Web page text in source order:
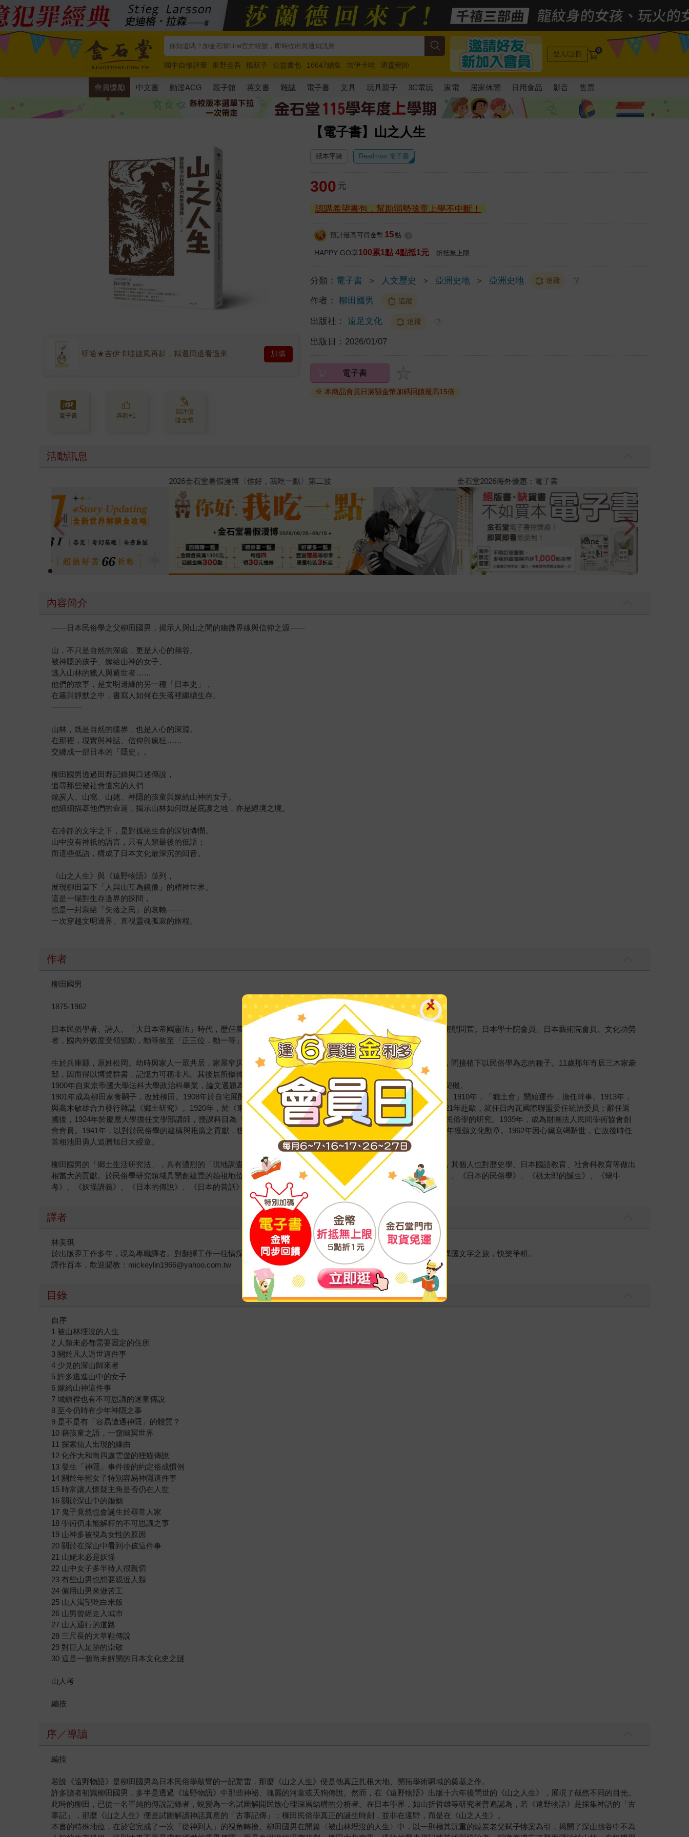
國中自修評量 東野圭吾 楊双子 公益書包 16647續集 吉伊卡哇
通靈藥師
唯紅花綻放
奧德賽 路邊攤新作 馬斯克 玩具總動員5 超慢跑
登入/註冊 0
會員獎勵 中文書 動漫ACG 親子館 英文書 雜誌 電子書 文具 玩具親子 3C電玩 家電 居家休閒 日用食品 影音 售票
【電子書】山之人生
呀哈★吉伊卡哇旋風再起，精選周邊看過來 加購
電子書 喜歡+1
寫評價
賺金幣
紙本平裝 Readmoo 電子書
300 元
認購希望書包，幫助弱勢孩童上學不中斷！
預計最高可得金幣 15 點
HAPPY GO享100累1點 4點抵1元 折抵無上限
分類： 電子書 ＞ 人文歷史 ＞ 亞洲史地 ＞ 亞洲史地 追蹤 ?
作者： 柳田國男 追蹤
出版社： 遠足文化 追蹤 ?
出版日： 2026/01/07
電子書
※ 本商品會員日滿額金幣加碼回饋最高15倍
活動訊息
2026金石堂暑假漫博〈你好，我吃一點〉第二波
內容簡介
——日本民俗學之父柳田國男，揭示人與山之間的幽微界線與信仰之源——
山，不只是自然的深處，更是人心的幽谷。
被神隱的孩子、嫁給山神的女子、
逃入山林的獵人與遁世者……
他們的故事，是文明邊緣的另一種「日本史」，
在霧與靜默之中，書寫人如何在失落裡繼續生存。
------------
山林，既是自然的疆界，也是人心的深淵。
在那裡，現實與神話、信仰與瘋狂……
交纏成一部日本的「隱史」。
柳田國男透過田野記錄與口述傳說，
追尋那些被社會遺忘的人們——
燒炭人、山窩、山姥、神隱的孩童與嫁給山神的女子。
他細細描摹他們的命運，揭示山林如何既是庇護之地，亦是絕境之境。
在冷靜的文字之下，是對孤絕生命的深切憐憫。
山中沒有神祇的語言，只有人類最後的低語；
而這些低語，構成了日本文化最深沉的回音。
《山之人生》與《遠野物語》並列，
展現柳田筆下「人與山互為鏡像」的精神世界。
這是一場對生存邊界的探問，
也是一封寫給「失落之民」的哀輓——
一次穿越文明邊界、直視靈魂孤寂的旅程。
作者
柳田國男
1875-1962
日本民俗學者、詩人。「大日本帝國憲法」時代，歷任農務官僚、法制局參事官、宮內書記官、貴族院書記官長、樞密顧問官。日本學士院會員、日本藝術院會員、文化功勞
者，國內外數度受領頒勳，勳等敘至「正三位．勳一等」。
生於兵庫縣，原姓松岡。幼時與家人一眾共居，家屋窄仄對生活相當壓迫，使其對於「家屋的構造」產生探究的興趣，間接植下以民俗學為志的種子。11歲那年寄居三木家豪
邸，因而得以博覽群書，記憶力可稱非凡。其後居所輾轉各地，成長過程手不離卷。
1900年自東京帝國大學法科大學政治科畢業，論文選題為三倉（社倉、義倉、常平倉）研究，乃其探知「民眾史」的契機。
1901年成為柳田家養嗣子，改姓柳田。1908年於自宅展開「鄉土研究會」，隔年的東北旅行，為其首度探訪「遠野」。1910年，「鄉土會」開始運作，擔任幹事。1913年，
與高木敏雄合力發行雜誌《鄉土研究》。1920年，於《東京朝日新聞社》客座專欄，並展開全國各地的調査旅行。1921年赴歐，就任日內瓦國際聯盟委任統治委員；辭任返
國後，1924年於慶應大學擔任文學部講師，授課科目為「民間傳承」。1934年，與民俗學者宮本常一會面，倡議推進民俗學的研究。1939年，成為財團法人民間學術協會創
會會員。1941年，以對於民俗學的建構與推廣之貢獻，獲頒朝日文化獎。1947年於自宅成立「民俗學研究所」。1951年獲頒文化勳章。1962年因心臟衰竭辭世，亡故後時任
首相池田勇人追贈旭日大綬章。
柳田國男的「鄉土生活研究法」，具有濃烈的「現地調查主義」色彩，對於許多同代與後續的研究者產生極大的影響，其個人也對歷史學、日本國語教育、社會科教育等做出
相當大的貢獻。於民俗學研究領域具開創建置的始祖地位，更被尊為民俗學之父。著述豐廣，主要著作有《遠野物語》、《日本的民俗學》、《桃太郎的誕生》、《蝸牛
考》、《妖怪講義》、《日本的傳說》、《日本的昔話》、《日本的祭典》等。
譯者
林美琪
於出版界工作多年，現為專職譯者。對翻譯工作一往情深，嗜譯小說、散文，樂譯勵志、養生等實用書，享受每一趟異國文字之旅，快樂筆耕。
譯作百本，歡迎賜教：mickeylin1966@yahoo.com.tw
目錄
自序
1 被山林埋沒的人生
2 人類未必都需要固定的住所
3 關於凡人遁世這件事
4 少見的深山歸來者
5 許多逃進山中的女子
6 嫁給山神這件事
7 城鎮裡也有不可思議的迷童傳說
8 至今仍時有少年神隱之事
9 是不是有「容易遭遇神隱」的體質？
10 藉孩童之語，一窺幽冥世界
11 探索仙人出現的緣由
12 化作大和尚四處雲遊的狸貓傳說
13 發生「神隱」事件後的約定俗成慣例
14 關於年輕女子特別容易神隱這件事
15 時常讓人懷疑主角是否仍在人世
16 關於深山中的婚姻
17 鬼子竟然也會誕生於尋常人家
18 學術仍未能解釋的不可思議之事
19 山神多被視為女性的原因
20 關於在深山中看到小孩這件事
21 山姥未必是妖怪
22 山中女子多半待人很親切
23 有些山男也想要親近人類
24 僱用山男來做苦工
25 山人渴望吃白米飯
26 山男曾經走入城市
27 山人通行的道路
28 三尺長的大草鞋傳說
29 對巨人足跡的崇敬
30 這是一個尚未解開的日本文化史之謎
山人考
編按
序／導讀
編按
若說《遠野物語》是柳田國男為日本民俗學敲響的一記驚雷，那麼《山之人生》便是他真正扎根大地、開拓學術疆域的奠基之作。
許多讀者初識柳田國男，多半是透過《遠野物語》中那些神祕、瑰麗的河童或天狗傳說。然而，在《遠野物語》出版十六年後問世的《山之人生》，展現了截然不同的目光。
此時的柳田，已從一名單純的傳說記錄者，蛻變為一名試圖解開民族心理深層結構的分析者。在日本學界，如山折哲雄等研究者普遍認為，若《遠野物語》是採集神話的「古
事記」，那麼《山之人生》便是試圖解讀神話真意的「古事記傳」；柳田民俗學真正的誕生時刻，並非在遠野，而是在《山之人生》。
本書的特殊地位，在於它完成了一次「從神到人」的視角轉換。柳田國男在開篇〈被山林埋沒的人生〉中，以一則極其沉重的燒炭老父弒子慘案為引，揭開了深山幽谷中不為